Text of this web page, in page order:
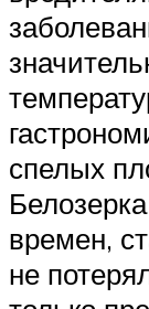
спелых
времен,
не